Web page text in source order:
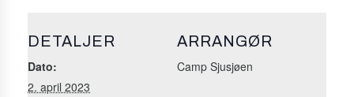
DETALJER
Dato:
2. april 2023
ARRANGØR
Camp Sjusjøen